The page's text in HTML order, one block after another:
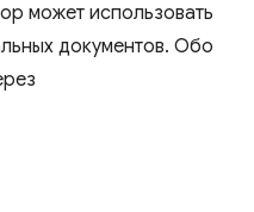
может использовать
документов. Обо